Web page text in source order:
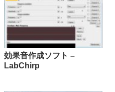
効果音作成ソフト –
LabChirp